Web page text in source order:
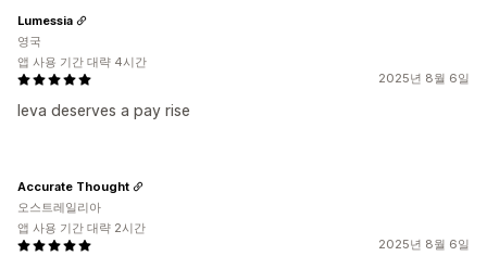
2025년 8월 6일
Ieva deserves a pay rise
Lumessia
영국
앱 사용 기간 대략 4시간
2025년 8월 6일
Accurate Thought
오스트레일리아
앱 사용 기간 대략 2시간